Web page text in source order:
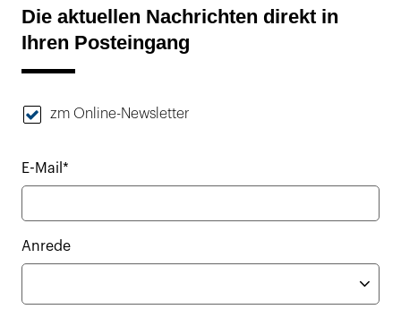
Die aktuellen Nachrichten direkt in
Ihren Posteingang
zm Online-Newsletter
E-Mail*
Anrede